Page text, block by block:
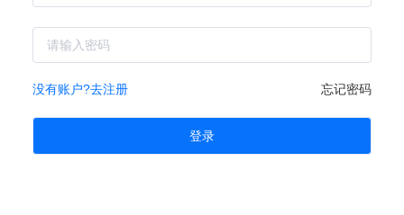
没有账户?去注册 忘记密码
登录